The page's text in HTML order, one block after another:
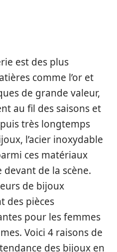
est des plus
comme l’or et
de grande valeur,
au fil des saisons et
très longtemps
l’acier inoxydable
ces matériaux
de la scène.
de bijoux
des pièces
pour les femmes
Voici 4 raisons de
des bijoux en